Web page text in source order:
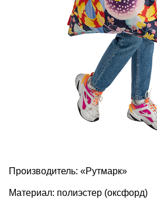
Производитель: «Рутмарк»
Материал: полиэстер (оксфорд)